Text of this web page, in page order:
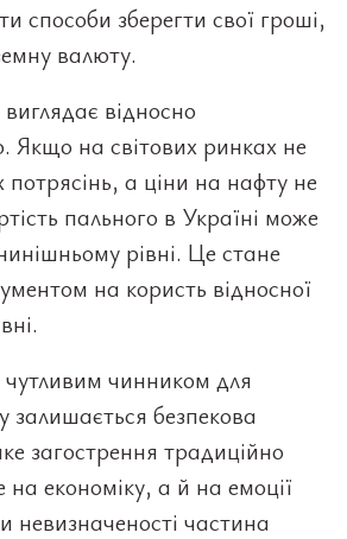
способи зберегти свої гроші,
валюту.
відносно
Якщо на світових ринках не
потрясінь, а ціни на нафту не
пального в Україні може
рівні. Це стане
на користь відносної
чинником для
залишається безпекова
загострення традиційно
економіку, а й на емоції
невизначеності частина